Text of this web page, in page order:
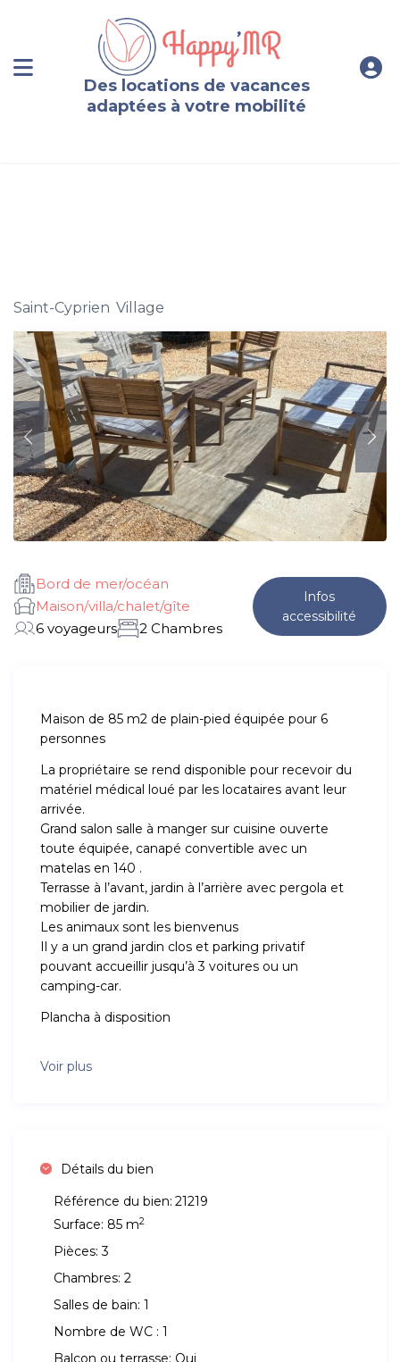
Des locations de vacances
adaptées à votre mobilité
Saint-Cyprien ,Village
Bord de mer/océan
Maison/villa/chalet/gîte
6 voyageurs
2 Chambres
Infos
accessibilité
Maison de 85 m2 de plain-pied équipée pour 6
personnes
La propriétaire se rend disponible pour recevoir du
matériel médical loué par les locataires avant leur
arrivée.
Grand salon salle à manger sur cuisine ouverte
toute équipée, canapé convertible avec un
matelas en 140 .
Terrasse à l’avant, jardin à l’arrière avec pergola et
mobilier de jardin.
Les animaux sont les bienvenus
Il y a un grand jardin clos et parking privatif
pouvant accueillir jusqu’à 3 voitures ou un
camping-car.
Plancha à disposition
Voir plus
Détails du bien
Référence du bien: 21219
Surface: 85 m2
Pièces: 3
Chambres: 2
Salles de bain: 1
Nombre de WC : 1
Balcon ou terrasse: Oui